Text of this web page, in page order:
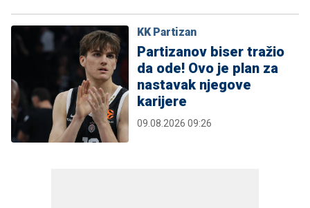
KK Partizan
Partizanov biser tražio
da ode! Ovo je plan za
nastavak njegove
karijere
09.08.2026 09:26